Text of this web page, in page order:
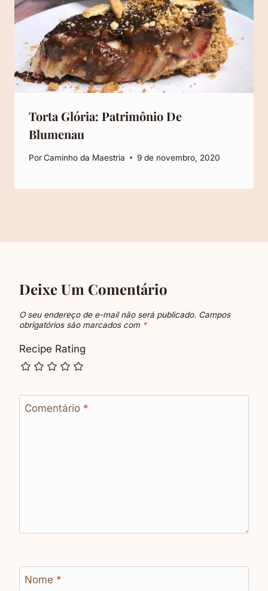
Torta Glória: Patrimônio De
Blumenau
PorCaminho da Maestria 9 de novembro, 2020
Deixe Um Comentário
O seu endereço de e-mail não será publicado. Campos
obrigatórios são marcados com *
Recipe Rating
Comentário *
Nome *